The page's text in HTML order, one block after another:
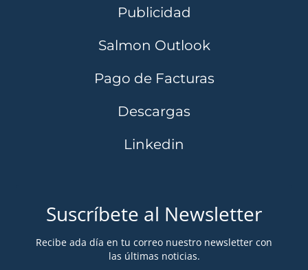
Publicidad
Salmon Outlook
Pago de Facturas
Descargas
Linkedin
Suscríbete al Newsletter
Recibe ada día en tu correo nuestro newsletter con
las últimas noticias.